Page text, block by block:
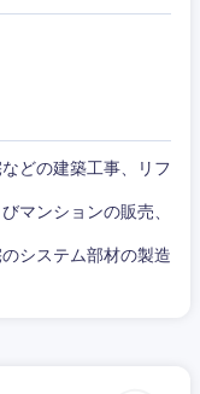
どの建築工事、リフ
マンションの販売、
システム部材の製造
県